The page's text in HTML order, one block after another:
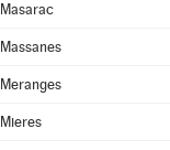
Masarac
Massanes
Meranges
Mieres